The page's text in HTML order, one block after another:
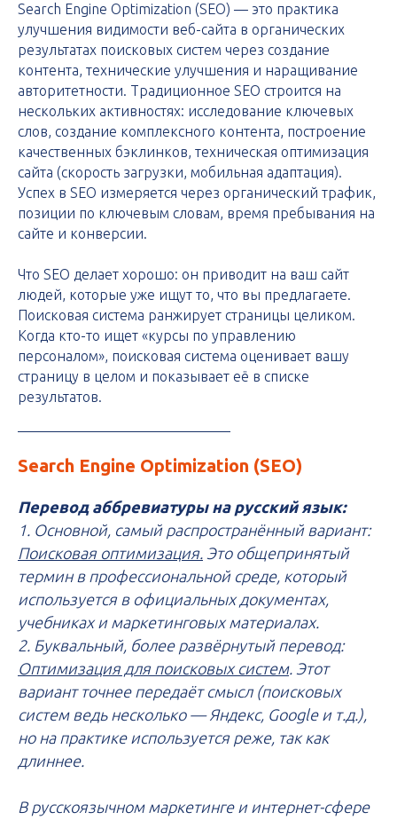
Search Engine Optimization (SEO) — это практика
улучшения видимости веб-сайта в органических
результатах поисковых систем через создание
контента, технические улучшения и наращивание
авторитетности. Традиционное SEO строится на
нескольких активностях: исследование ключевых
слов, создание комплексного контента, построение
качественных бэклинков, техническая оптимизация
сайта (скорость загрузки, мобильная адаптация).
Успех в SEO измеряется через органический трафик,
позиции по ключевым словам, время пребывания на
сайте и конверсии.
Что SEO делает хорошо: он приводит на ваш сайт
людей, которые уже ищут то, что вы предлагаете.
Поисковая система ранжирует страницы целиком.
Когда кто-то ищет «курсы по управлению
персоналом», поисковая система оценивает вашу
страницу в целом и показывает её в списке
результатов.
Search Engine Optimization (SEO)
Перевод аббревиатуры на русский язык:
1. Основной, самый распространённый вариант:
Поисковая оптимизация. Это общепринятый
термин в профессиональной среде, который
используется в официальных документах,
учебниках и маркетинговых материалах.
2. Буквальный, более развёрнутый перевод:
Оптимизация для поисковых систем. Этот
вариант точнее передаёт смысл (поисковых
систем ведь несколько — Яндекс, Google и т.д.),
но на практике используется реже, так как
длиннее.
В русскоязычном маркетинге и интернет-сфере